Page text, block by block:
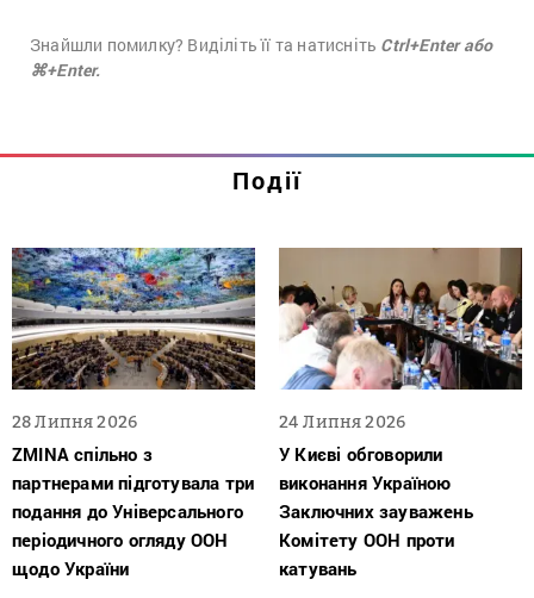
Знайшли помилку? Виділіть її та натисніть Ctrl+Enter або
⌘+Enter.
Події
28 Липня 2026
ZMINA спільно з
партнерами підготувала три
подання до Універсального
періодичного огляду ООН
щодо України
24 Липня 2026
У Києві обговорили
виконання Україною
Заключних зауважень
Комітету ООН проти
катувань